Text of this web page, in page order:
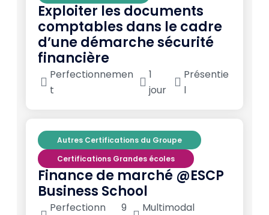
Exploiter les documents
comptables dans le cadre
d’une démarche sécurité
financière
Perfectionnemen
t
1
jour
Présentie
l
Autres Certifications du Groupe
Certifications Grandes écoles
Finance de marché @ESCP
Business School
Perfectionn
9
Multimodal